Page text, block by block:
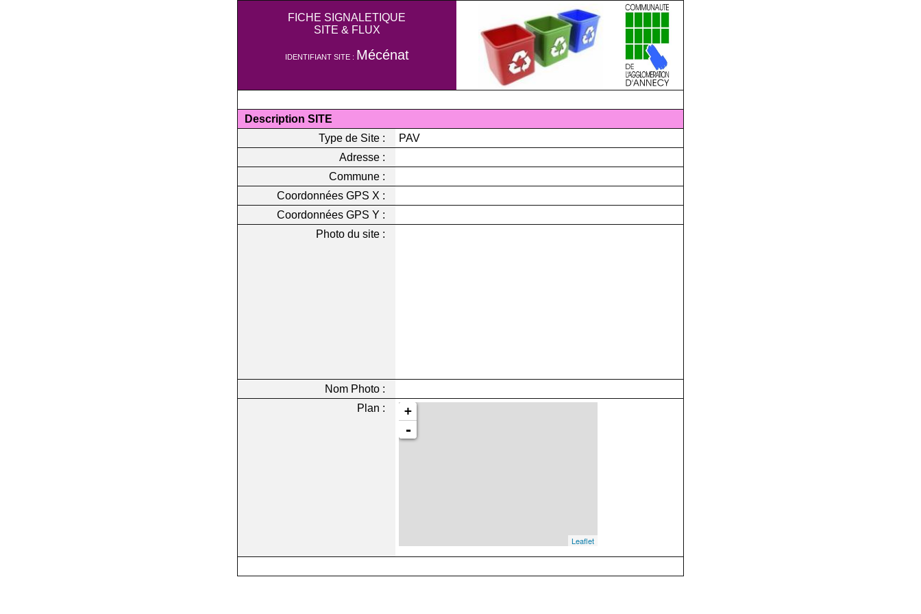
FICHE SIGNALETIQUE
SITE & FLUX
IDENTIFIANT SITE : Mécénat
Description SITE
Type de Site :
PAV
Adresse :
Commune :
Coordonnées GPS X :
Coordonnées GPS Y :
Photo du site :
Nom Photo :
Plan :
+
-
Leaflet